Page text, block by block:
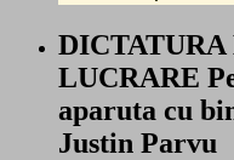
LUCRARE
aparuta cu
Justin Parvu